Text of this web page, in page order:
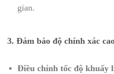
gian.
3. Đảm bảo độ chính xác
Điều chỉnh tốc độ khuấy